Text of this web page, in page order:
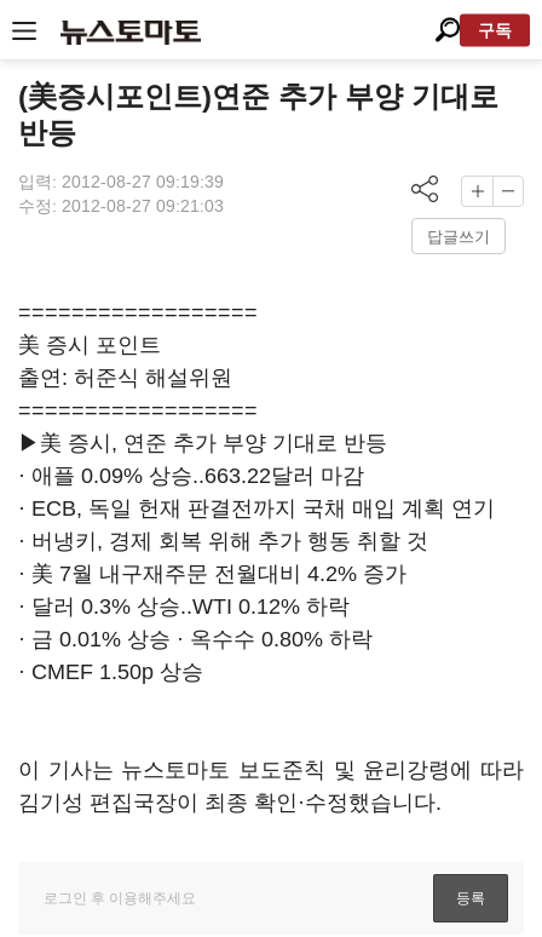
구독
(美증시포인트)연준 추가 부양 기대로
반등
입력: 2012-08-27 09:19:39
수정: 2012-08-27 09:21:03
답글쓰기
==================
美 증시 포인트
출연: 허준식 해설위원
==================
▶美 증시, 연준 추가 부양 기대로 반등
· 애플 0.09% 상승..663.22달러 마감
· ECB, 독일 헌재 판결전까지 국채 매입 계획 연기
· 버냉키, 경제 회복 위해 추가 행동 취할 것
· 美 7월 내구재주문 전월대비 4.2% 증가
· 달러 0.3% 상승..WTI 0.12% 하락
· 금 0.01% 상승 · 옥수수 0.80% 하락
· CMEF 1.50p 상승
이 기사는 뉴스토마토 보도준칙 및 윤리강령에 따라
김기성 편집국장이 최종 확인·수정했습니다.